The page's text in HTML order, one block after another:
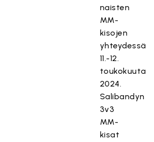
naisten
MM-
kisojen
yhteydessä
11.-12.
toukokuuta
2024.
Salibandyn
3v3
MM-
kisat